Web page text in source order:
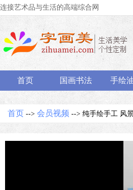
连接艺术品与生活的高端综合网
首页 国画书法 手绘
首页 --> 会员视频 --> 纯手绘手工 风